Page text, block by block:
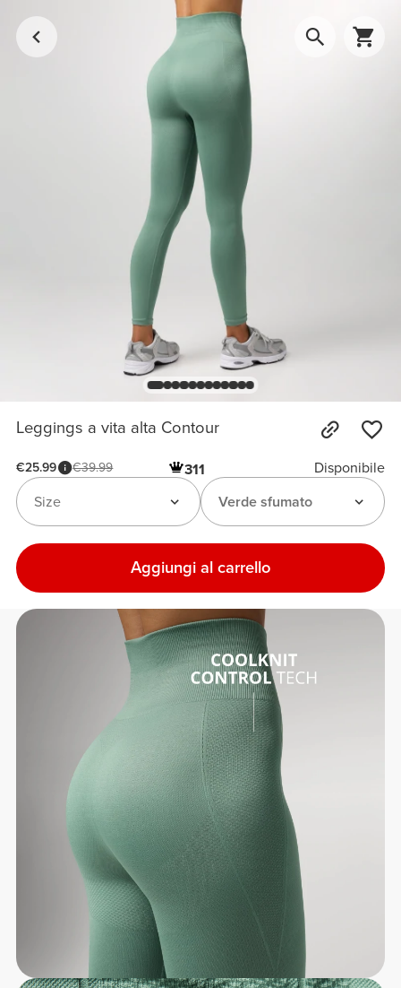
Leggings a vita alta Contour
€25.99 €39.99 311
Disponibile
Verde sfumato
Size
Aggiungi al carrello